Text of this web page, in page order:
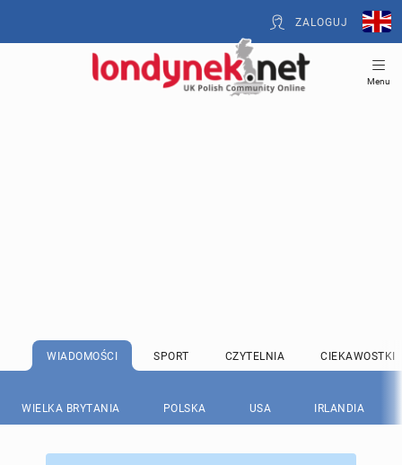
ZALOGUJ
Menu
WIADOMOŚCI SPORT CZYTELNIA CIEKAWOSTKI
WIELKA BRYTANIA POLSKA USA IRLANDIA